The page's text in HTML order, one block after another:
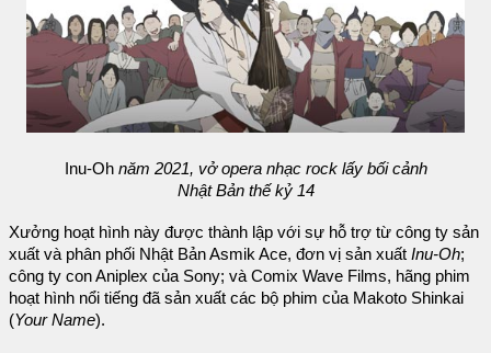
Inu-Ohnăm 2021, vở opera nhạc rock lấy bối cảnh
Nhật Bản thế kỷ 14
Xưởng hoạt hình này được thành lập với sự hỗ trợ từ công ty sản
xuất và phân phối Nhật Bản Asmik Ace, đơn vị sản xuất Inu-Oh;
công ty con Aniplex của Sony; và Comix Wave Films, hãng phim
hoạt hình nổi tiếng đã sản xuất các bộ phim của Makoto Shinkai
(Your Name).